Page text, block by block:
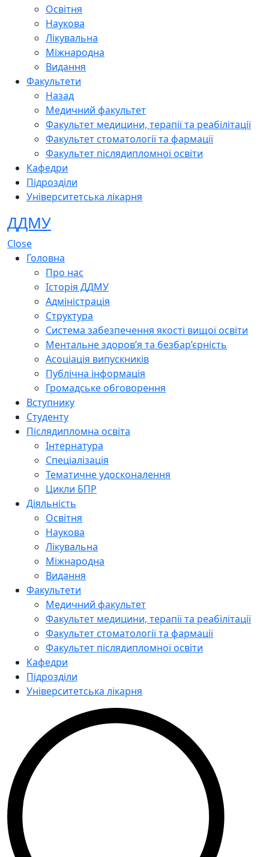
Освітня
Наукова
Лікувальна
Міжнародна
Видання
Факультети
Назад
Медичний факультет
Факультет медицини, терапії та реабілітації
Факультет стоматології та фармації
Факультет післядипломної освіти
Кафедри
Підрозділи
Університетська лікарня
ДДМУ
Close
Головна
Про нас
Історія ДДМУ
Адміністрація
Структура
Система забезпечення якості вищої освіти
Ментальне здоров’я та безбар’єрність
Асоціація випускників
Публічна інформація
Громадське обговорення
Вступнику
Студенту
Післядипломна освіта
Інтернатура
Спеціалізація
Тематичне удосконалення
Цикли БПР
Діяльність
Освітня
Наукова
Лікувальна
Міжнародна
Видання
Факультети
Медичний факультет
Факультет медицини, терапії та реабілітації
Факультет стоматології та фармації
Факультет післядипломної освіти
Кафедри
Підрозділи
Університетська лікарня